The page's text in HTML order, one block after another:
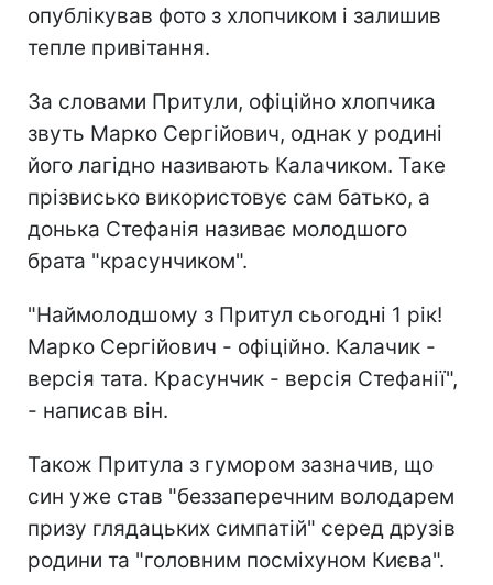
опублікував фото з хлопчиком і залишив
тепле привітання.
За словами Притули, офіційно хлопчика
звуть Марко Сергійович, однак у родині
його лагідно називають Калачиком. Таке
прізвисько використовує сам батько, а
донька Стефанія називає молодшого
брата "красунчиком".
"Наймолодшому з Притул сьогодні 1 рік!
Марко Сергійович - офіційно. Калачик -
версія тата. Красунчик - версія Стефанії",
- написав він.
Також Притула з гумором зазначив, що
син уже став "беззаперечним володарем
призу глядацьких симпатій" серед друзів
родини та "головним посміхуном Києва".